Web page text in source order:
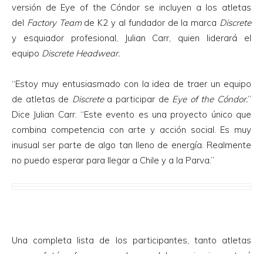
versión de Eye of the Cóndor se incluyen a los atletas
del Factory Teamde K2 y al fundador de la marca Discrete
y esquiador profesional, Julian Carr, quien liderará el
equipo Discrete Headwear.
“Estoy muy entusiasmado con la idea de traer un equipo
de atletas de Discrete a participar de Eye of the Cóndor.”
Dice Julian Carr. “Este evento es una proyecto único que
combina competencia con arte y acción social. Es muy
inusual ser parte de algo tan lleno de energía. Realmente
no puedo esperar para llegar a Chile y a la Parva.”
Una completa lista de los participantes, tanto atletas